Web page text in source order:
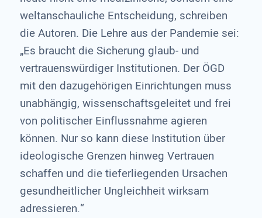
weltanschauliche Entscheidung, schreiben
die Autoren. Die Lehre aus der Pandemie sei:
„Es braucht die Sicherung glaub- und
vertrauenswürdiger Institutionen. Der ÖGD
mit den dazugehörigen Einrichtungen muss
unabhängig, wissenschaftsgeleitet und frei
von politischer Einflussnahme agieren
können. Nur so kann diese Institution über
ideologische Grenzen hinweg Vertrauen
schaffen und die tieferliegenden Ursachen
gesundheitlicher Ungleichheit wirksam
adressieren.“